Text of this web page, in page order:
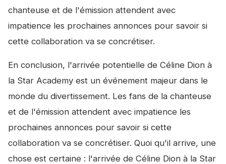
chanteuse et de l'émission attendent avec
impatience les prochaines annonces pour savoir si
cette collaboration va se concrétiser.
En conclusion, l'arrivée potentielle de Céline Dion à
la Star Academy est un événement majeur dans le
monde du divertissement. Les fans de la chanteuse
et de l'émission attendent avec impatience les
prochaines annonces pour savoir si cette
collaboration va se concrétiser. Quoi qu'il arrive, une
chose est certaine : l'arrivée de Céline Dion à la Star